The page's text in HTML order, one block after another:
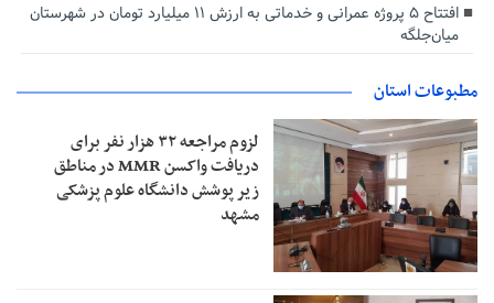
افتتاح ۵ پروژه عمرانی و خدماتی به ارزش ۱۱ میلیارد تومان در شهرستان
میان‌جلگه
مطبوعات استان
لزوم مراجعه ۳۲ هزار نفر برای
دریافت واکسن MMR در مناطق
زیر پوشش دانشگاه علوم پزشکی
مشهد